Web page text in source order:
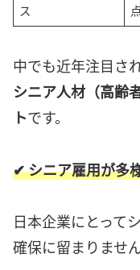
ス
点
中でも近年注目さ
シニア人材（高齢
トです。
✔ シニア雇用が多
日本企業にとって
確保に留まりません